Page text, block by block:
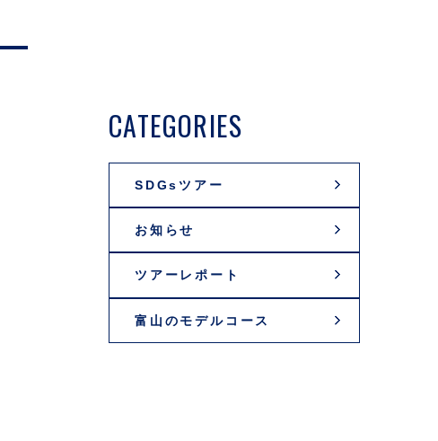
CATEGORIES
SDGsツアー
お知らせ
ツアーレポート
富山のモデルコース